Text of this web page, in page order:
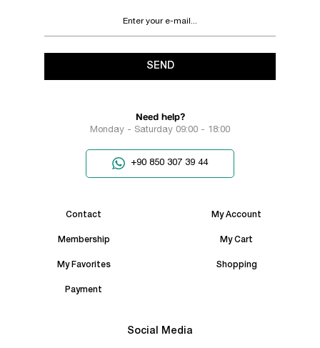
SEND
Need help?
Monday - Saturday 09:00 - 18:00
+90 850 307 39 44
Contact My Account
Membership My Cart
My Favorites Shopping
Payment
Social Media